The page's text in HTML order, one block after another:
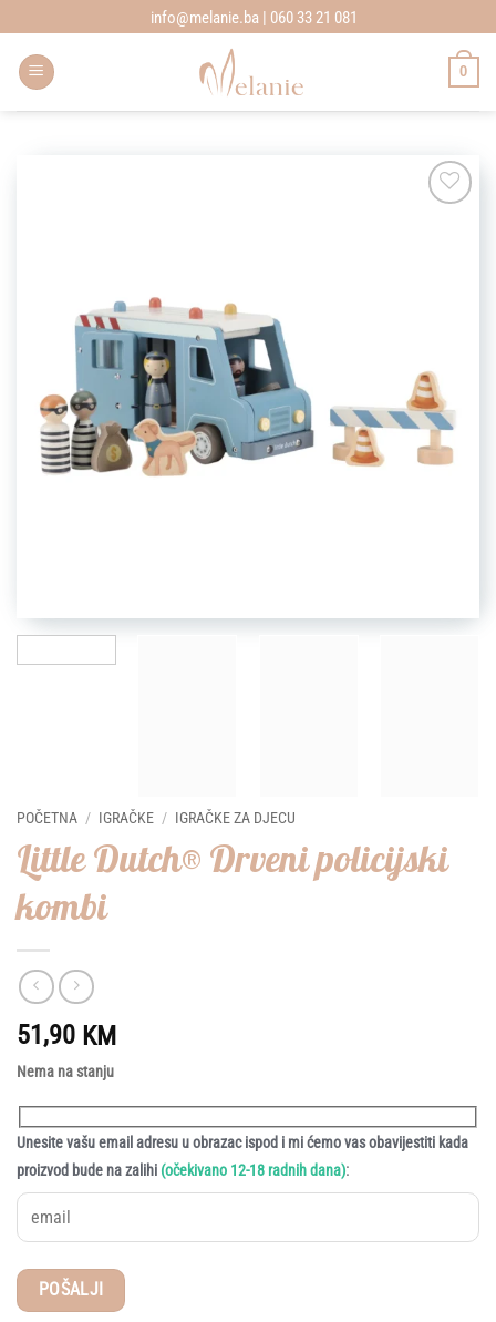
to
content
info@melanie.ba | 060 33 21 081
0
POČETNA / IGRAČKE / IGRAČKE ZA DJECU
Little Dutch® Drveni policijski
kombi
51,90 KM
Nema na stanju
Unesite vašu email adresu u obrazac ispod i mi ćemo vas obavijestiti kada
proizvod bude na zalihi (očekivano 12-18 radnih dana):